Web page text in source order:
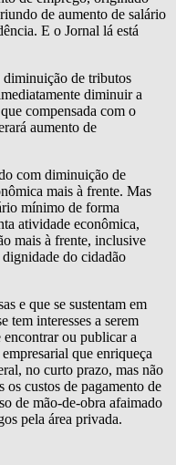
de aumento de salário
E o Jornal lá está
diminuição de tributos
diminuir a
compensada com o
aumento de
com diminuição de
mais à frente. Mas
mínimo de forma
atividade econômica,
mais à frente, inclusive
do cidadão
e que se sustentam em
tem interesses a serem
encontrar ou publicar a
que enriqueça
no curto prazo, mas não
custos de pagamento de
de mão-de-obra afaimado
pela área privada.